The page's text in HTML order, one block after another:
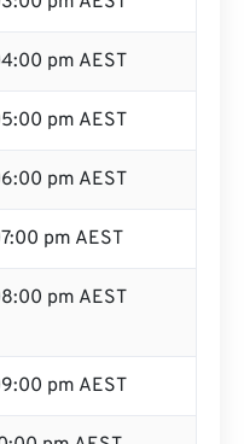
pm AEST
pm AEST
pm AEST
pm AEST
pm AEST
pm AEST